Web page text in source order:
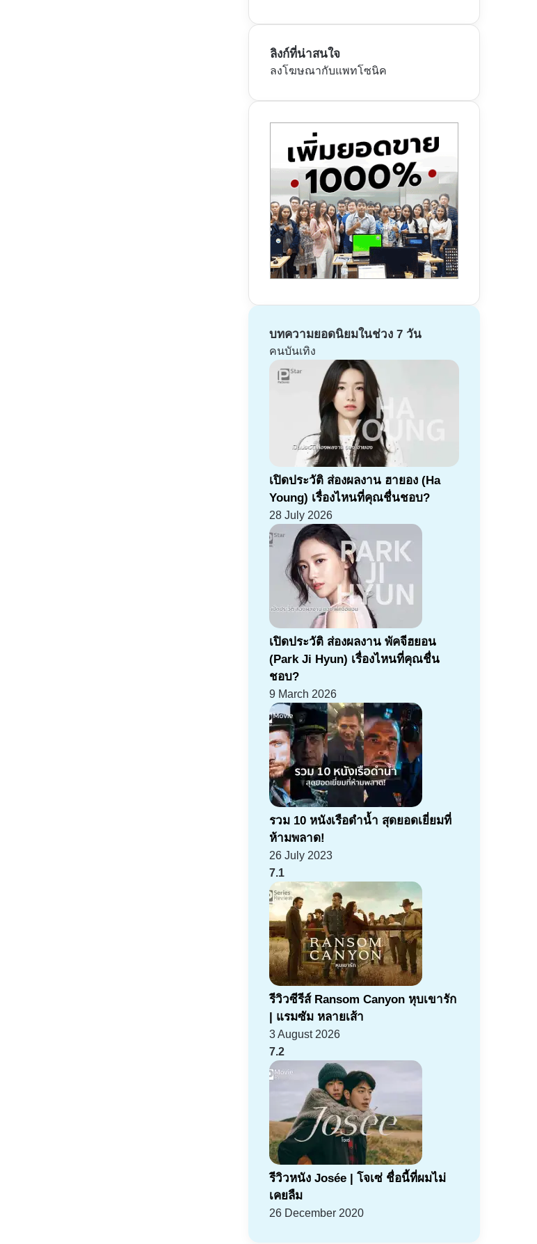
ลิงก์ที่น่าสนใจ
ลงโฆษณากับแพทโซนิค
บทความยอดนิยมในช่วง 7 วัน
คนบันเทิง
เปิดประวัติ ส่องผลงาน ฮายอง (Ha
Young) เรื่องไหนที่คุณชื่นชอบ?
28 July 2026
เปิดประวัติ ส่องผลงาน พัคจีฮยอน
(Park Ji Hyun) เรื่องไหนที่คุณชื่น
ชอบ?
9 March 2026
รวม 10 หนังเรือดำน้ำ สุดยอดเยี่ยมที่
ห้ามพลาด!
26 July 2023
7.1
รีวิวซีรีส์ Ransom Canyon หุบเขารัก
| แรมซัม หลายเส้า
3 August 2026
7.2
รีวิวหนัง Josée | โจเซ่ ชื่อนี้ที่ผมไม่
เคยลืม
26 December 2020